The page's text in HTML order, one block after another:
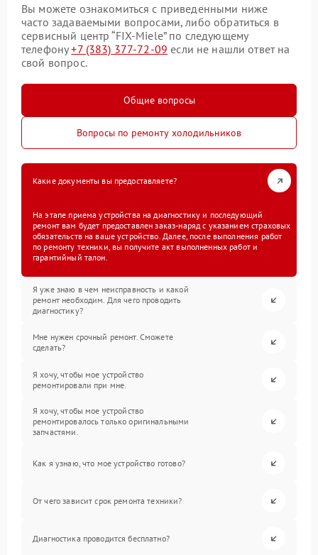
Вы можете ознакомиться с приведенными ниже
часто задаваемыми вопросами, либо обратиться в
сервисный центр “FIX-Miele” по следующему
телефону+7 (383) 377-72-09 если не нашли ответ на
свой вопрос.
Общие вопросы
Вопросы по ремонту холодильников
Какие документы вы предоставляете?
На этапе приема устройства на диагностику и последующий
ремонт вам будет предоставлен заказ-наряд с указанием страховых
обязательств на ваше устройство. Далее, после выполнения работ
по ремонту техники, вы получите акт выполненных работ и
гарантийный талон.
Я уже знаю в чем неисправность и какой
ремонт необходим. Для чего проводить
диагностику?
Мне нужен срочный ремонт. Сможете
сделать?
Я хочу, чтобы мое устройство
ремонтировали при мне.
Я хочу, чтобы мое устройство
ремонтировалось только оригинальными
запчастями.
Как я узнаю, что мое устройство готово?
От чего зависит срок ремонта техники?
Диагностика проводится бесплатно?